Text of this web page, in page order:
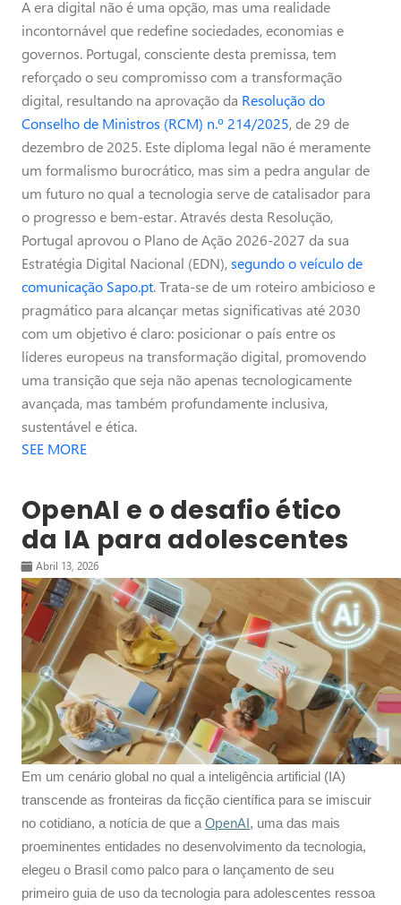
A era digital não é uma opção, mas uma realidade
incontornável que redefine sociedades, economias e
governos. Portugal, consciente desta premissa, tem
reforçado o seu compromisso com a transformação
digital, resultando na aprovação da Resolução do
Conselho de Ministros (RCM) n.º 214/2025, de 29 de
dezembro de 2025. Este diploma legal não é meramente
um formalismo burocrático, mas sim a pedra angular de
um futuro no qual a tecnologia serve de catalisador para
o progresso e bem-estar. Através desta Resolução,
Portugal aprovou o Plano de Ação 2026-2027 da sua
Estratégia Digital Nacional (EDN),segundo o veículo de
comunicação Sapo.pt. Trata-se de um roteiro ambicioso e
pragmático para alcançar metas significativas até 2030
com um objetivo é claro: posicionar o país entre os
líderes europeus na transformação digital, promovendo
uma transição que seja não apenas tecnologicamente
avançada, mas também profundamente inclusiva,
sustentável e ética.
SEE MORE
OpenAI e o desafio ético
da IA para adolescentes
Abril 13, 2026
Em um cenário global no qual a inteligência artificial (IA)
transcende as fronteiras da ficção científica para se imiscuir
no cotidiano, a notícia de que aOpenAI, uma das mais
proeminentes entidades no desenvolvimento da tecnologia,
elegeu o Brasil como palco para o lançamento de seu
primeiro guia de uso da tecnologia para adolescentes ressoa